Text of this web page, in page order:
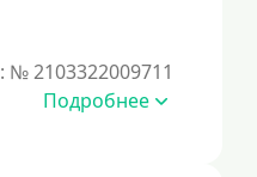
2103322009711
Подробнее